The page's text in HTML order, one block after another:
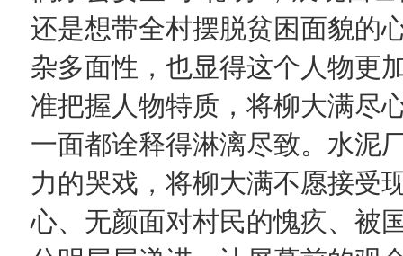
还是想带全村摆脱贫困面貌的
杂多面性，也显得这个人物更
准把握人物特质，将柳大满尽
一面都诠释得淋漓尽致。水泥
力的哭戏，将柳大满不愿接受
心、无颜面对村民的愧疚、被